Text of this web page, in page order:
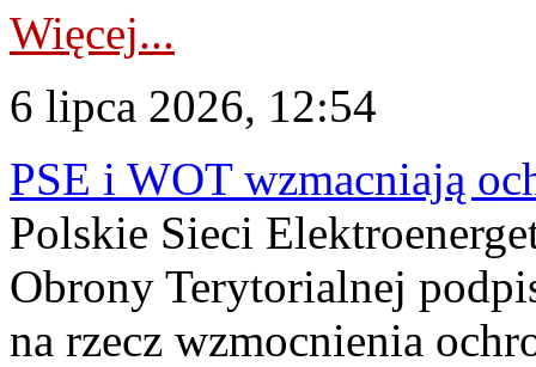
Więcej...
6 lipca 2026, 12:54
PSE i WOT wzmacniają
Polskie Sieci
Obrony Terytorialnej
na rzecz wzmocnienia